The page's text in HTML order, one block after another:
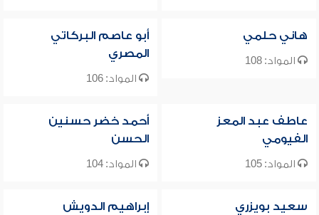
هاني حلمي
المواد: 108
أبو عاصم البركاتي
المصري
المواد: 106
عاطف عبد المعز
الفيومي
المواد: 105
أحمد خضر حسنين
الحسن
المواد: 104
سعيد بويزري إبراهيم الدويش